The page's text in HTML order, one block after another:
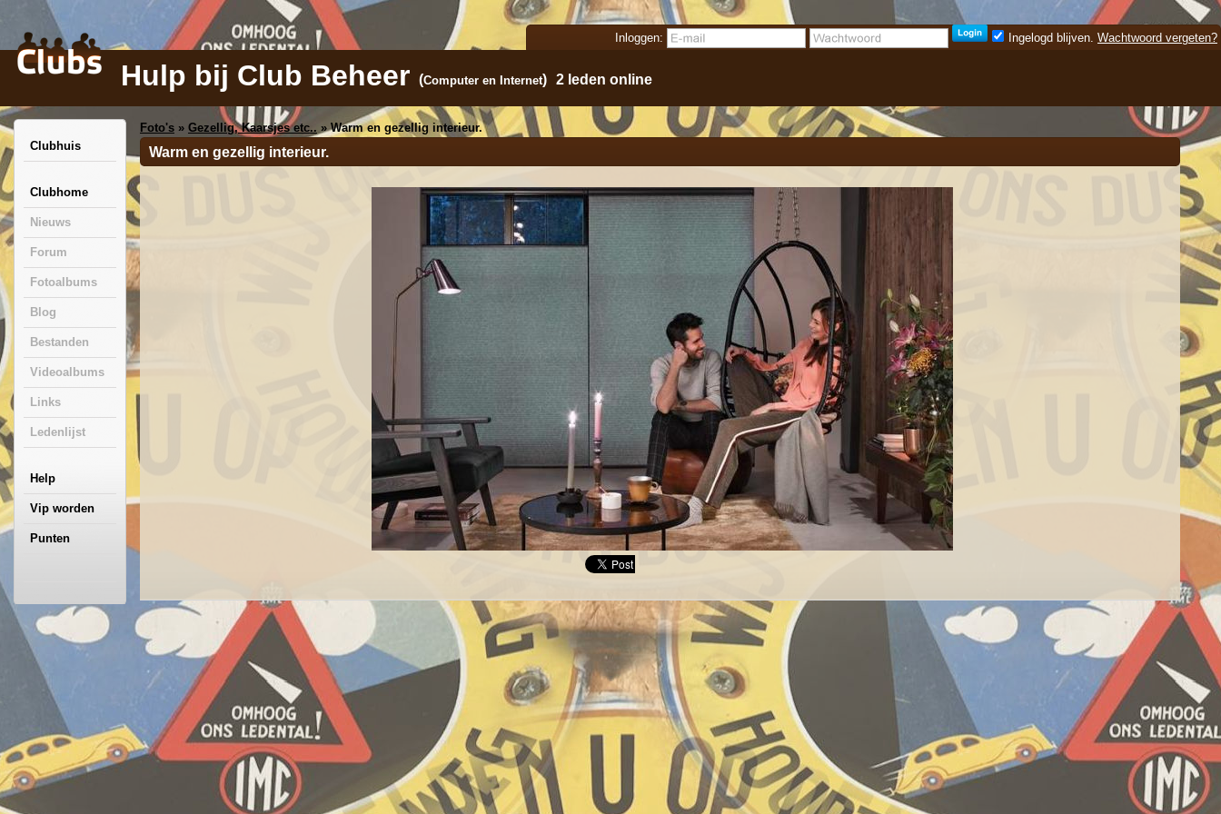
Inloggen: Ingelogd blijven. Wachtwoord vergeten?
Hulp bij Club Beheer (Computer en Internet) 2 leden online
Clubhuis
Clubhome
Nieuws
Forum
Fotoalbums
Blog
Bestanden
Videoalbums
Links
Ledenlijst
Help
Vip worden
Punten
Foto's » Gezellig, Kaarsjes etc.. » Warm en gezellig interieur.
Warm en gezellig interieur.